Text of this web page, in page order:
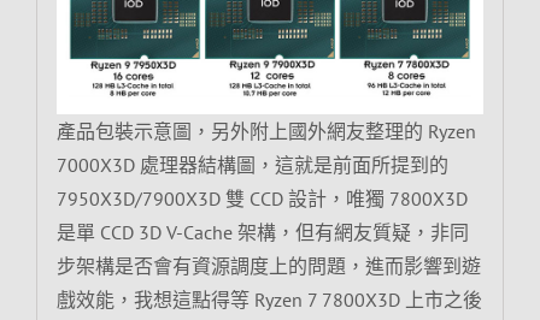
產品包裝示意圖，另外附上國外網友整理的 Ryzen
7000X3D 處理器結構圖，這就是前面所提到的
7950X3D/7900X3D 雙 CCD 設計，唯獨 7800X3D
是單 CCD 3D V-Cache 架構，但有網友質疑，非同
步架構是否會有資源調度上的問題，進而影響到遊
戲效能，我想這點得等 Ryzen 7 7800X3D 上市之後